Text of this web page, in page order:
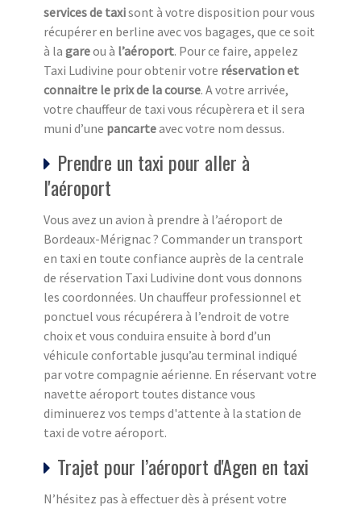
services de taxisont à votre disposition pour vous
récupérer en berline avec vos bagages, que ce soit
à la gareou à l’aéroport. Pour ce faire, appelez
Taxi Ludivine pour obtenir votre réservation et
connaitre le prix de la course. A votre arrivée,
votre chauffeur de taxi vous récupèrera et il sera
muni d’une pancarteavec votre nom dessus.
Prendre un taxi pour aller à
l'aéroport
Vous avez un avion à prendre à l’aéroport de
Bordeaux-Mérignac ? Commander un transport
en taxi en toute confiance auprès de la centrale
de réservation Taxi Ludivine dont vous donnons
les coordonnées. Un chauffeur professionnel et
ponctuel vous récupérera à l’endroit de votre
choix et vous conduira ensuite à bord d’un
véhicule confortable jusqu’au terminal indiqué
par votre compagnie aérienne. En réservant votre
navette aéroport toutes distance vous
diminuerez vos temps d'attente à la station de
taxi de votre aéroport.
Trajet pour l’aéroport d'Agen en taxi
N’hésitez pas à effectuer dès à présent votre